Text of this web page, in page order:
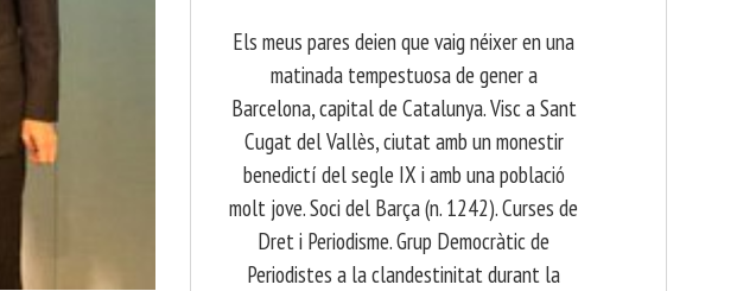
Els meus pares deien que vaig néixer en una
matinada tempestuosa de gener a
Barcelona, capital de Catalunya. Visc a Sant
Cugat del Vallès, ciutat amb un monestir
benedictí del segle IX i amb una població
molt jove. Soci del Barça (n. 1242). Curses de
Dret i Periodisme. Grup Democràtic de
Periodistes a la clandestinitat durant la